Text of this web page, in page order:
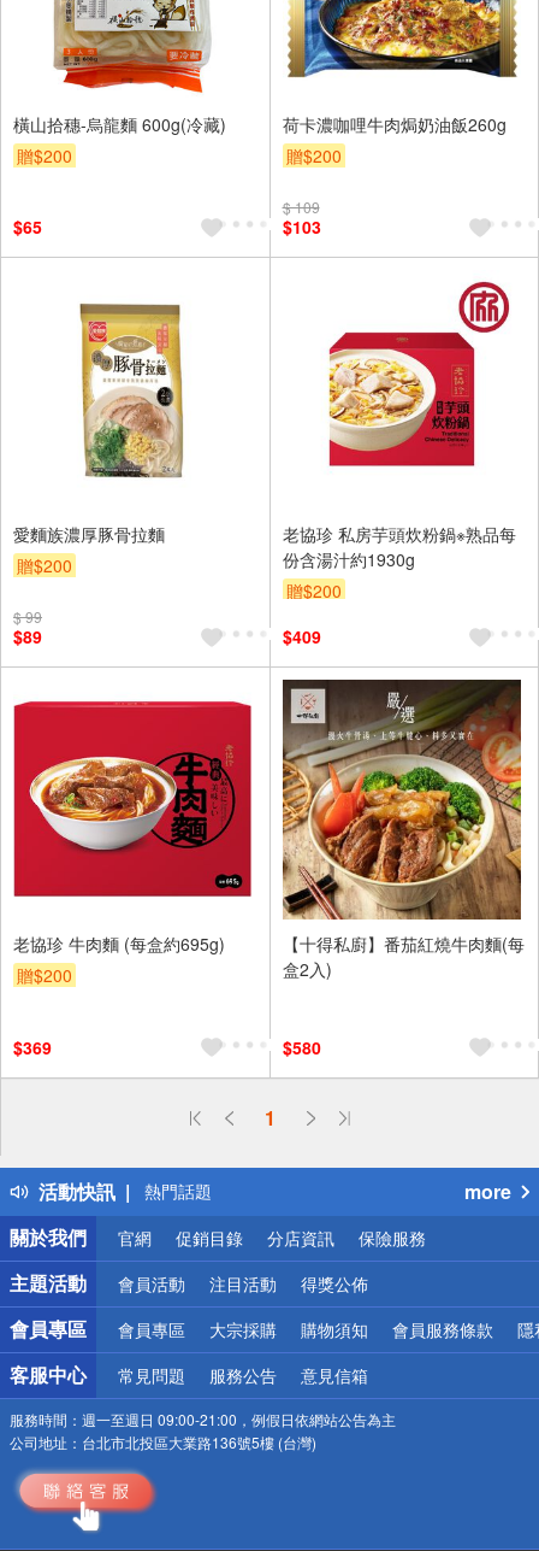
橫山拾穗-烏龍麵 600g(冷藏)
贈$200
$65
荷卡濃咖哩牛肉焗奶油飯260g
贈$200
$ 109
$103
愛麵族濃厚豚骨拉麵
贈$200
$ 99
$89
老協珍 私房芋頭炊粉鍋※熟品每
份含湯汁約1930g
贈$200
$409
老協珍 牛肉麵 (每盒約695g)
贈$200
$369
【十得私廚】番茄紅燒牛肉麵(每
盒2入)
$580
1
活動快訊
偏遠地區配送
得獎公告
熱門話題
銀行優惠
偏遠地區配送
詐騙網頁！請小心！
more
關於我們
官網 促銷目錄 分店資訊 保險服務
主題活動 會員活動 注目活動 得獎公佈
會員專區 會員專區 大宗採購 購物須知 會員服務條款 隱
客服中心 常見問題 服務公告 意見信箱
服務時間： 週一至週日 09:00-21:00，例假日依網站公告為主
公司地址： 台北市北投區大業路136號5樓 (台灣)